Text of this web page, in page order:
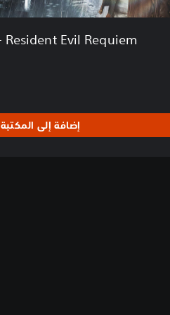
Resident Evil Requiem - النسخة التجريبية
إضافة إلى المكتبة